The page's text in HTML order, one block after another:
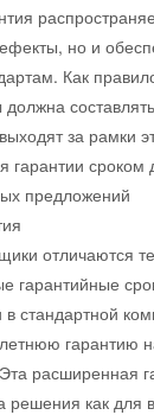
но и
Как
за рамки
гарантии
предложений
отличаются
гарантийные
стандартной
гарантию
расширенная
решения как для